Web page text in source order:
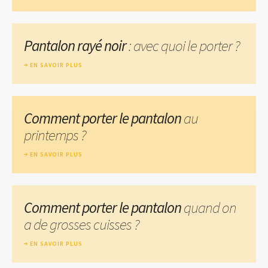
Pantalon rayé noir: avec quoi le porter ?
EN SAVOIR PLUS
Comment porter le pantalonau
printemps ?
EN SAVOIR PLUS
Comment porter le pantalonquand on
a de grosses cuisses ?
EN SAVOIR PLUS